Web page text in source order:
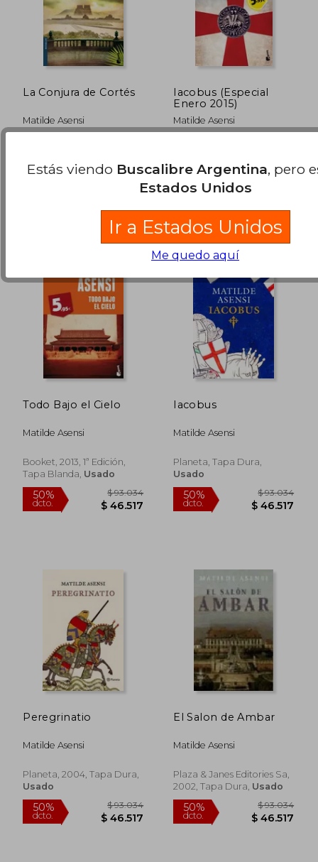
50%
dcto. $ 50.405
40%
dcto. $
La Conjura de Cortés
Matilde Asensi
Iacobus (Especial
Enero 2015)
Matilde Asensi
Todo Bajo el Cielo
Matilde Asensi
Booket, 2013, 1ª Edición,
Tapa Blanda, Usado
Iacobus
Matilde Asensi
Planeta, Tapa Dura,
Usado
Peregrinatio
Matilde Asensi
Planeta, 2004, Tapa Dura,
Usado
El Salon de Ambar
Matilde Asensi
Plaza & Janes Editories Sa,
2002, Tapa Dura, Usado
Estás viendo Buscalibre Argentina, pero
Estados Unidos
Ir a Estados Unidos
Me quedo aquí